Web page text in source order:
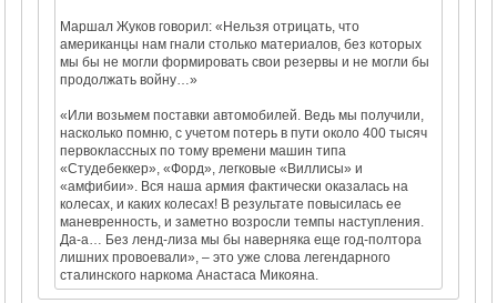
Маршал Жуков говорил: «Нельзя отрицать, что
американцы нам гнали столько материалов, без которых
мы бы не могли формировать свои резервы и не могли бы
продолжать войну…»
«Или возьмем поставки автомобилей. Ведь мы получили,
насколько помню, с учетом потерь в пути около 400 тысяч
первоклассных по тому времени машин типа
«Студебеккер», «Форд», легковые «Виллисы» и
«амфибии». Вся наша армия фактически оказалась на
колесах, и каких колесах! В результате повысилась ее
маневренность, и заметно возросли темпы наступления.
Да-а… Без ленд-лиза мы бы наверняка еще год-полтора
лишних провоевали», – это уже слова легендарного
сталинского наркома Анастаса Микояна.